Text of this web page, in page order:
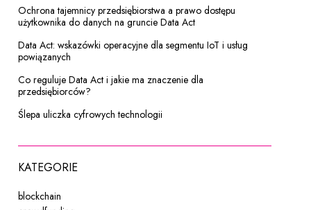
Ochrona tajemnicy przedsiębiorstwa a prawo dostępu
użytkownika do danych na gruncie Data Act
Data Act: wskazówki operacyjne dla segmentu IoT i usług
powiązanych
Co reguluje Data Act i jakie ma znaczenie dla
przedsiębiorców?
Ślepa uliczka cyfrowych technologii
KATEGORIE
blockchain